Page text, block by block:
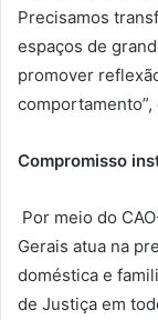
Precisamos
espaços de
promover
Compromisso
Por meio do
Gerais atua na
doméstica e
de Justiça em